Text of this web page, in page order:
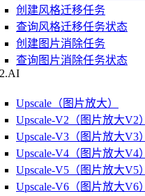
创建风格迁移任务
查询风格迁移任务状态
创建图片消除任务
查询图片消除任务状态
Upscale（图片放大）
Upscale-V2（图片放大V2）
Upscale-V3（图片放大V3）
Upscale-V4（图片放大V4）
Upscale-V5（图片放大V5）
Upscale-V6（图片放大V6）